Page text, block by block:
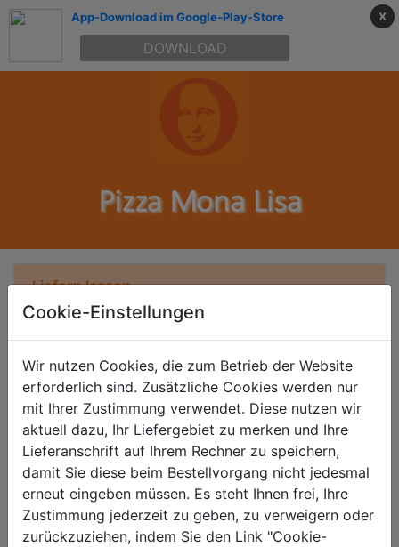
App-Download im Google-Play-Store
DOWNLOAD
x
Liefern lassen
Kein Liefergebiet ausgewählt
Suchen
Oder selbst abholen
Engesser Str. 4b , 79108 Freiburg im Breisgau
Cookie-Einstellungen
Wir nutzen Cookies, die zum Betrieb der Website
erforderlich sind. Zusätzliche Cookies werden nur
mit Ihrer Zustimmung verwendet. Diese nutzen wir
aktuell dazu, Ihr Liefergebiet zu merken und Ihre
Lieferanschrift auf Ihrem Rechner zu speichern,
damit Sie diese beim Bestellvorgang nicht jedesmal
erneut eingeben müssen. Es steht Ihnen frei, Ihre
Zustimmung jederzeit zu geben, zu verweigern oder
zurückzuziehen, indem Sie den Link "Cookie-